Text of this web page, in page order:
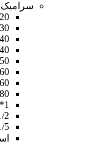
سرامیک
20*20
30*30
40*40
40*80
50*50
60*60
60*120
80*80
1*1
2
5